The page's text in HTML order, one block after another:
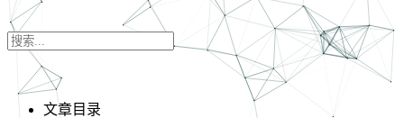
文章目录